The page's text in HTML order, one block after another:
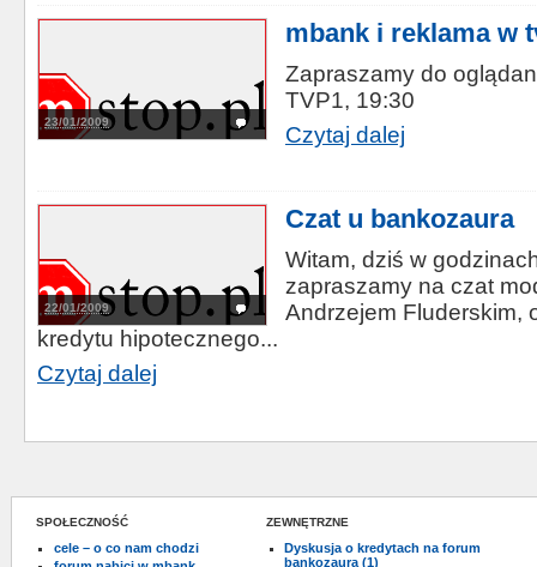
23/01/2009
mbank i reklama w
Zapraszamy do
TVP1, 19:30
Czytaj dalej
22/01/2009
Czat u bankozaura
Witam, dziś w
zapraszamy na czat
Andrzejem Fluderskim,
kredytu hipotecznego...
Czytaj dalej
SPOŁECZNOŚĆ
cele – o co nam chodzi
ZEWNĘTRZNE
Dyskusja o kredytach na forum
bankozaura (1)